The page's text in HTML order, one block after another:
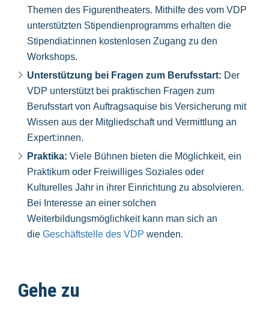
Themen des Figurentheaters. Mithilfe des vom VDP
unterstützten Stipendienprogramms erhalten die
Stipendiat:innen kostenlosen Zugang zu den
Workshops.
Unterstützung bei Fragen zum Berufsstart: Der
VDP unterstützt bei praktischen Fragen zum
Berufsstart von Auftragsaquise bis Versicherung mit
Wissen aus der Mitgliedschaft und Vermittlung an
Expert:innen.
Praktika: Viele Bühnen bieten die Möglichkeit, ein
Praktikum oder Freiwilliges Soziales oder
Kulturelles Jahr in ihrer Einrichtung zu absolvieren.
Bei Interesse an einer solchen
Weiterbildungsmöglichkeit kann man sich an
die Geschäftstelle des VDP wenden.
Gehe zu